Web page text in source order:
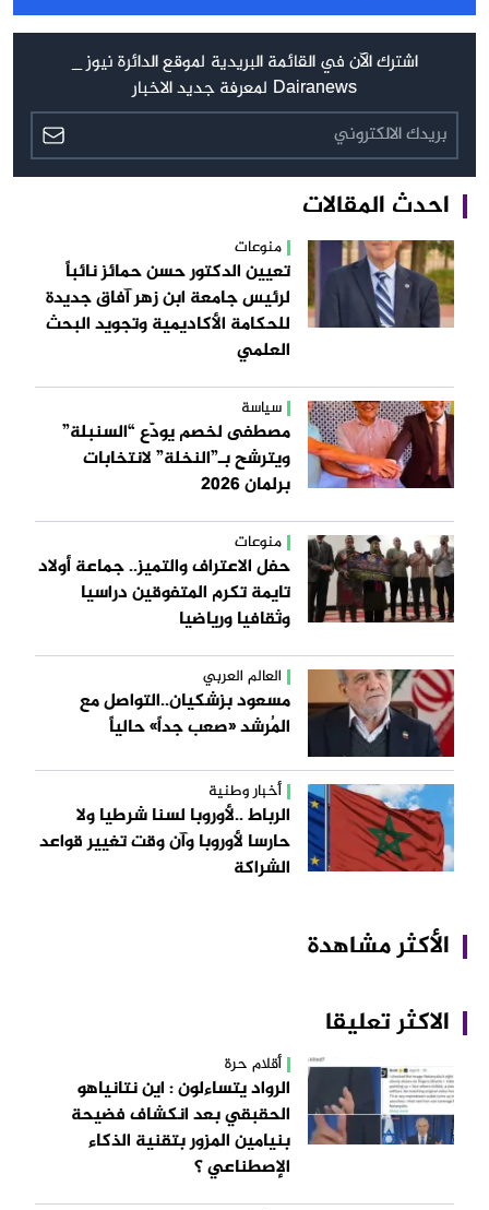
اشترك الآن في القائمة البريدية لموقع الدائرة نيوز _
Dairanews لمعرفة جديد الاخبار
احدث المقالات
منوعات
تعيين الدكتور حسن حمائز نائباً
لرئيس جامعة ابن زهر آفاق جديدة
للحكامة الأكاديمية وتجويد البحث
العلمي
سياسة
مصطفى لخصم يودّع “السنبلة”
ويترشح بـ”النخلة” لانتخابات
برلمان 2026
منوعات
حفل الاعتراف والتميز.. جماعة أولاد
تايمة تكرم المتفوقين دراسيا
وثقافيا ورياضيا
العالم العربي
مسعود بزشكيان..التواصل مع
المُرشد «صعب جداً» حالياً
أخبار وطنية
الرباط ..لأوروبا لسنا شرطيا ولا
حارسا لأوروبا وآن وقت تغيير قواعد
الشراكة
الأكثر مشاهدة
الاكثر تعليقا
أقلام حرة
الرواد يتساءلون : اين نتانياهو
الحقبقي بعد انكشاف فضيحة
بنيامين المزور بتقنية الذكاء
الإصطناعي ؟